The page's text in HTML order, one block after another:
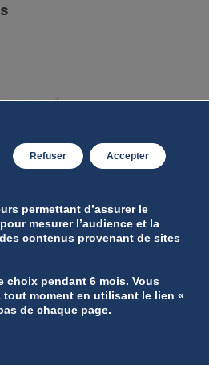
permettant d’assurer le
mesurer l’audience et la
contenus provenant de sites
choix pendant 6 mois. Vous
tout moment en utilisant le lien «
de chaque page.
Accepter
Refuser